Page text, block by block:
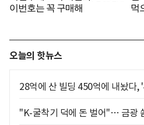
오늘의 핫뉴스
28억에 산 빌딩 450억에 내놨다,
"K-굴착기 덕에 돈 벌어"… 금광